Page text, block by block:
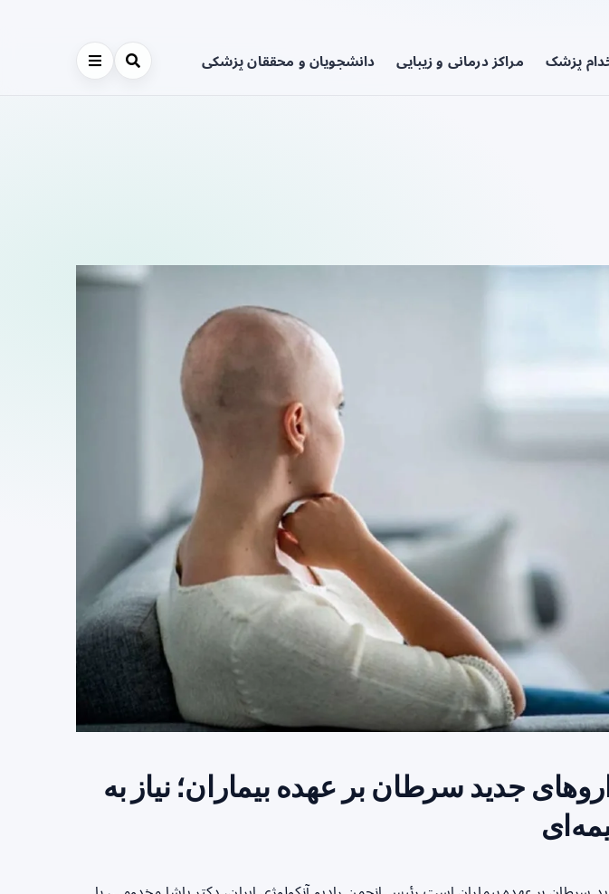
پزشک مراکز درمانی و زیبایی دانشجویان و محققان پزشکی
جدید سرطان بر عهده بیماران؛ نیاز به